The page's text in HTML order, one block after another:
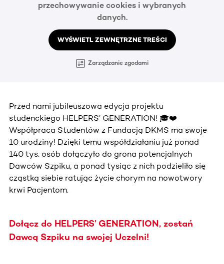
przechowywanie cookies i wybranych
danych.
WYŚWIETL ZEWNĘTRZNE TREŚCI
Zarządzanie zgodami
Przed nami jubileuszowa edycja projektu
studenckiego HELPERS’ GENERATION! 🎓❤️
Współpraca Studentów z Fundacją DKMS ma swoje
10 urodziny! Dzięki temu współdziałaniu już ponad
140 tys. osób dołączyło do grona potencjalnych
Dawców Szpiku, a ponad tysiąc z nich podzieliło się
cząstką siebie ratując życie chorym na nowotwory
krwi Pacjentom.
Dołącz do HELPERS’ GENERATION, zostań
Dawcą Szpiku na swojej Uczelni!